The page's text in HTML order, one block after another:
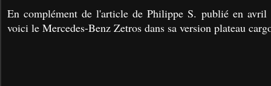
En complément de l'article de Philippe S. publié en avril
voici le Mercedes-Benz Zetros dans sa version plateau